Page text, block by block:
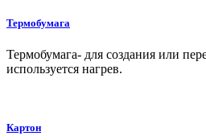
Термобумага
Термобумага- для создания или
используется нагрев.
Картон